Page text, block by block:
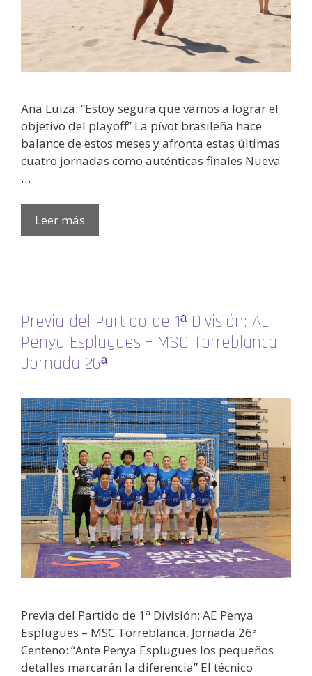
Ana Luiza: “Estoy segura que vamos a lograr el
objetivo del playoff” La pívot brasileña hace
balance de estos meses y afronta estas últimas
cuatro jornadas como auténticas finales Nueva
…
Leer más
Previa del Partido de 1ª División: AE
Penya Esplugues – MSC Torreblanca.
Jornada 26ª
Previa del Partido de 1ª División: AE Penya
Esplugues – MSC Torreblanca. Jornada 26ª
Centeno: “Ante Penya Esplugues los pequeños
detalles marcarán la diferencia” El técnico